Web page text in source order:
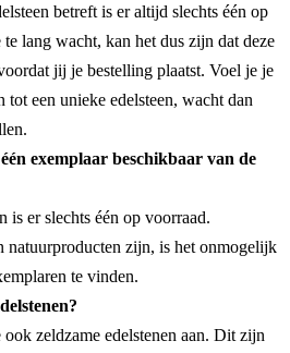
betreft is er altijd slechts één op
lang wacht, kan het dus zijn dat deze
jij je bestelling plaatst. Voel je je
tot een unieke edelsteen, wacht dan
exemplaar beschikbaar van de
is er slechts één op voorraad.
natuurproducten zijn, is het onmogelijk
te vinden.
zeldzame edelstenen aan. Dit zijn